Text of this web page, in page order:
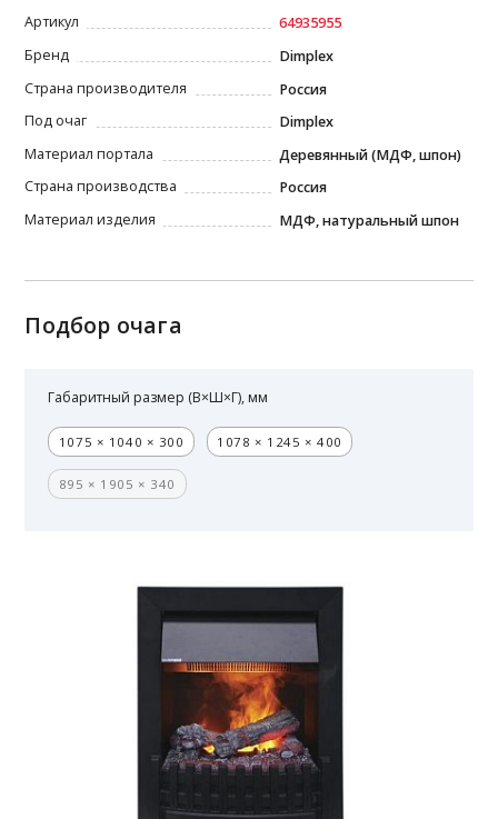
Артикул
64935955
Бренд
Dimplex
Страна производителя
Россия
Под очаг
Dimplex
Материал портала
Деревянный (МДФ, шпон)
Страна производства
Россия
Материал изделия
МДФ, натуральный шпон
Подбор очага
Габаритный размер (В×Ш×Г), мм
1075 × 1040 × 300 1078 × 1245 × 400
895 × 1905 × 340